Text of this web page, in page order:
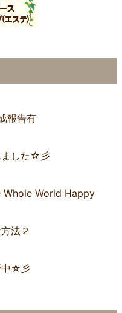
報告有
ました☆彡
World Happy
法２
中☆彡